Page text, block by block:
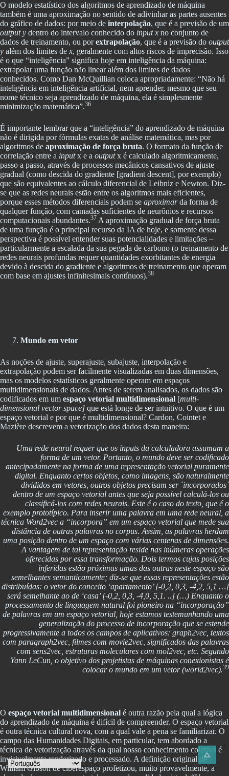
O modelo estatístico dos algoritmos de aprendizado de máquina
também é uma aproximação no sentido de adivinhar as partes ausentes
do gráfico de dados: por meio de interpolação, que é a previsão de um
output y dentro do intervalo conhecido do input x no conjunto de
dados de treinamento, ou porextrapolação, que é a previsão do output
y além dos limites de x, geralmente com altos riscos de imprecisão. Isso
é o que “inteligência” significa hoje em inteligência da máquina:
extrapolar uma função não linear além dos limites de dados
conhecidos. Como Dan McQuillian coloca apropriadamente: “Não há
inteligência em inteligência artificial, nem aprender, mesmo que seu
nome técnico seja aprendizado de máquina, ela é simplesmente
minimização matemática”.36
É importante lembrar que a “inteligência” do aprendizado de máquina
não é dirigida por fórmulas exatas de análise matemática, mas por
algoritmos de aproximação de força bruta. O formato da função de
correlação entre a inputx e a outputx é calculado algoritmicamente,
passo a passo, através de processos mecânicos cansativos de ajuste
gradual (como descida do gradiente [gradient descent], por exemplo)
que são equivalentes ao cálculo diferencial de Leibniz e Newton. Diz-
se que as redes neurais estão entre os algoritmos mais eficientes,
porque esses métodos diferenciais podem se aproximarda forma de
qualquer função, com camadas suficientes de neurônios e recursos
computacionais abundantes.37 A aproximação gradual de força bruta
de uma função é o principal recurso da IA de hoje, e somente dessa
perspectiva é possível entender suas potencialidades e limitações –
particularmente a escalada da sua pegada de carbono (o treinamento de
redes neurais profundas requer quantidades exorbitantes de energia
devido à descida do gradiente e algoritmos de treinamento que operam
com base em ajustes infinitesimais contínuos).38
Mundo em vetor
As noções de ajuste, superajuste, subajuste, interpolação e
extrapolação podem ser facilmente visualizadas em duas dimensões,
mas os modelos estatísticos geralmente operam em espaços
multidimensionais de dados. Antes de serem analisados, os dados são
codificados em um espaço vetorial multidimensional [multi-
dimensional vector space] que está longe de ser intuitivo. O que é um
espaço vetorial e por que é multidimensional? Cardon, Cointet e
Mazière descrevem a vetorização dos dados desta maneira:
Uma rede neural requer que os inputs da calculadora assumam a
forma de um vetor. Portanto, o mundo deve ser codificado
antecipadamente na forma de uma representação vetorial puramente
digital. Enquanto certos objetos, como imagens, são naturalmente
divididos em vetores, outros objetos precisam ser ´incorporados´
dentro de um espaço vetorial antes que seja possível calculá-los ou
classificá-los com redes neurais. Este é o caso do texto, que é o
exemplo prototípico. Para inserir uma palavra em uma rede neural, a
técnica Word2vec a “incorpora” em um espaço vetorial que mede sua
distância de outras palavras no corpus. Assim, as palavras herdam
uma posição dentro de um espaço com várias centenas de dimensões.
A vantagem de tal representação reside nas inúmeras operações
oferecidas por essa transformação. Dois termos cujas posições
inferidas estão próximas umas das outras neste espaço são
semelhantes semanticamente; diz-se que essas representações estão
distribuídas: o vetor do conceito ‘apartamento’ [-0,2, 0,3, -4,2, 5,1 …]
será semelhante ao de ‘casa’ [-0,2, 0,3, -4,0, 5,1. ..] (…) Enquanto o
processamento de linguagem natural foi pioneiro na “incorporação”
de palavras em um espaço vetorial, hoje estamos testemunhando uma
generalização do processo de incorporação que se estende
progressivamente a todos os campos de aplicativos: graph2vec, textos
com paragraph2vec, filmes com movie2vec, significados das palavras
com sens2vec, estruturas moleculares com mol2vec, etc. Segundo
Yann LeCun, o objetivo dos projetistas de máquinas conexionistas é
colocar o mundo em um vetor (world2vec).39
O espaço vetorial multidimensional é outra razão pela qual a lógica
do aprendizado de máquina é difícil de compreender. O espaço vetorial
é outra técnica cultural nova, com a qual vale a pena se familiarizar. O
campo das Humanidades Digitais, em particular, tem abordado a
técnica de vetorização através da qual nosso conhecimento coletivo é
invisivelmente renderizado e processado. A definição original de
William Gibson de ciberespaço profetizou, muito provavelmente, a